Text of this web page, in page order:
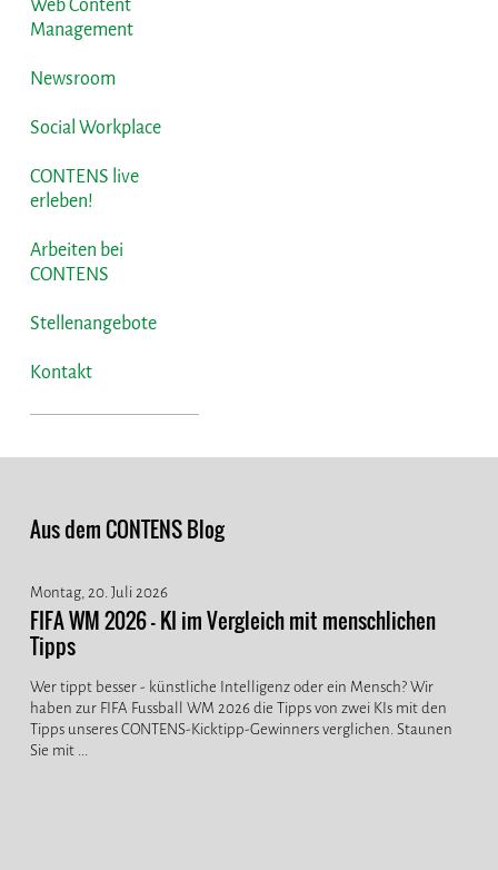
Web Content
Management
Newsroom
Social Workplace
CONTENS live
erleben!
Arbeiten bei
CONTENS
Stellenangebote
Kontakt
Aus dem CONTENS Blog
Montag, 20. Juli 2026
FIFA WM 2026 - KI im Vergleich mit menschlichen
Tipps
Wer tippt besser - künstliche Intelligenz oder ein Mensch? Wir
haben zur FIFA Fussball WM 2026 die Tipps von zwei KIs mit den
Tipps unseres CONTENS-Kicktipp-Gewinners verglichen. Staunen
Sie mit ...